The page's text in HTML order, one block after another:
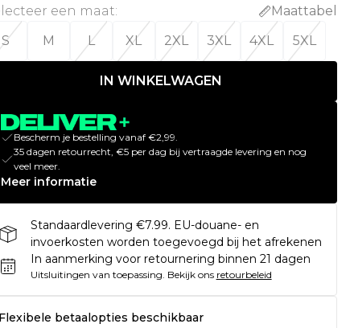
een maat:
Maattabel
S
M L XL 2XL 3XL 4XL 5XL
IN WINKELWAGEN
Bescherm je bestelling vanaf €2,99.
35 dagen retourrecht, €5 per dag bij vertraagde levering en nog
veel meer.
Meer informatie
Standaardlevering €7.99. EU-douane- en
invoerkosten worden toegevoegd bij het afrekenen
In aanmerking voor retournering binnen 21 dagen
Uitsluitingen van toepassing. Bekijk ons retourbeleid
Flexibele betaalopties beschikbaar